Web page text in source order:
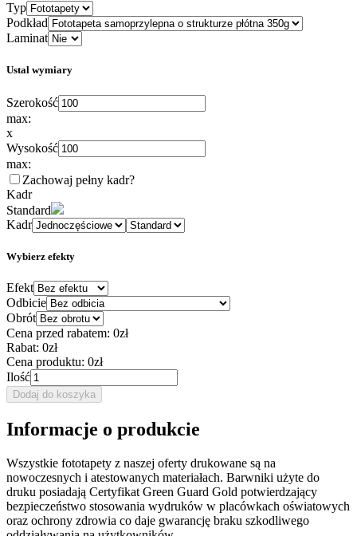
Typ
Podkład
Laminat
Ustal wymiary
Szerokość
max:
x
Wysokość
max:
Zachowaj pełny kadr?
Kadr
Standard
Kadr
Wybierz efekty
Efekt
Odbicie
Obrót
Cena przed rabatem: 0zł
Rabat: 0zł
Cena produktu: 0zł
Ilość
Dodaj do koszyka
Informacje o produkcie
Wszystkie fototapety z naszej oferty drukowane są na
nowoczesnych i atestowanych materiałach. Barwniki użyte do
druku posiadają Certyfikat Green Guard Gold potwierdzający
bezpieczeństwo stosowania wydruków w placówkach oświatowych
oraz ochrony zdrowia co daje gwarancję braku szkodliwego